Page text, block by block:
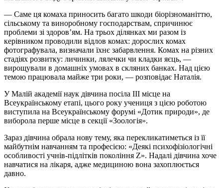
— Саме ця комаха приносить багато шкоди біорізноманіттю,
сільському та виноробному господарствам, спричинює
проблеми зі здоров’ям. На трьох ділянках ми разом із
керівником проводили відлов комах: дорослих комах
фотографувала, визначали їхнє забарвлення. Комах на різних
стадіях розвитку: личинки, лялечки чи кладки яєць, —
вирощували в домашніх умовах в скляних банках. Над цією
темою працювала майже три роки, — розповідає Наталія.
У Малій академії наук дівчина посіла ІІІ місце на
Всеукраїнському етапі, цього року учениця з цією роботою
виступила на Всеукраїнському форумі «Дотик природи», де
виборола перше місце в секції «Зоологія».
Зараз дівчина обрала нову тему, яка перекликатиметься із її
майбутнім навчанням та професією: «Деякі психофізіологічні
особливості учнів-підлітків покоління Z». Надалі дівчина хоче
навчатися на лікаря, адже медициною вона захоплюється
давно.